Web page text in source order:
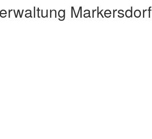
Markersdorf